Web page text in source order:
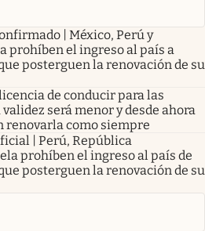
| México, Perú y
prohíben el ingreso al país a
posterguen la renovación de su
de conducir para las
será menor y desde ahora
renovarla como siempre
| Perú, República
prohíben el ingreso al país de
posterguen la renovación de su